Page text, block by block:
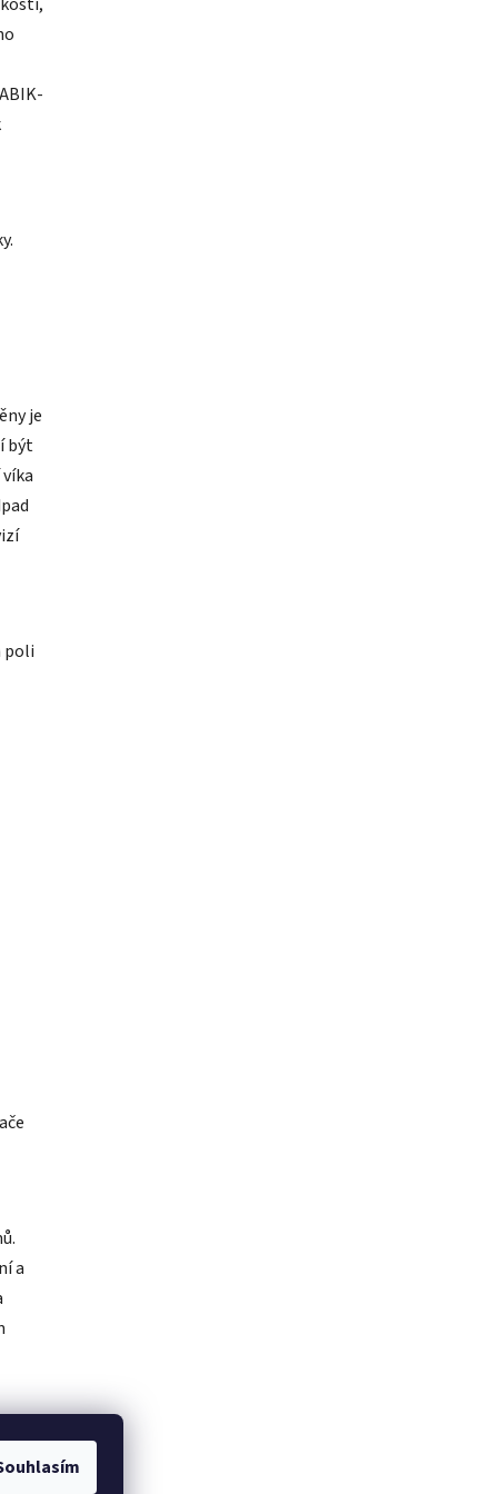
je
být
poli
a